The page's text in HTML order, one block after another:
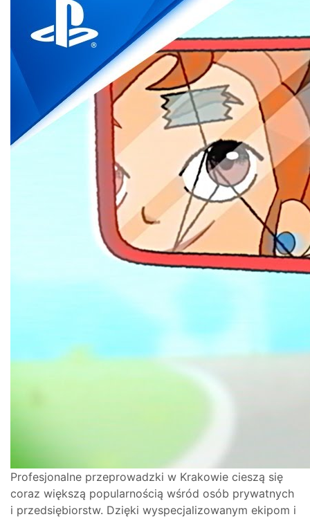
Profesjonalne przeprowadzki w Krakowie cieszą się
coraz większą popularnością wśród osób prywatnych
i przedsiębiorstw. Dzięki wyspecjalizowanym ekipom i